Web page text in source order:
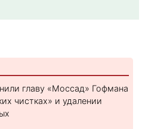
главу «Моссад» Гофмана
чистках» и удалении